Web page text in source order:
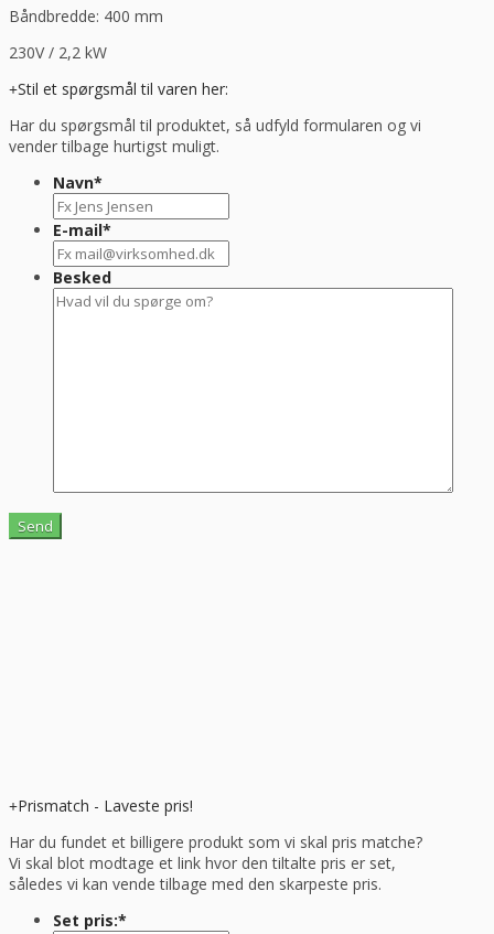
Båndbredde: 400 mm
230V / 2,2 kW
Stil et spørgsmål til varen her:
Har du spørgsmål til produktet, så udfyld formularen og vi
vender tilbage hurtigst muligt.
Navn*
E-mail*
Besked
Prismatch - Laveste pris!
Har du fundet et billigere produkt som vi skal pris matche?
Vi skal blot modtage et link hvor den tiltalte pris er set,
således vi kan vende tilbage med den skarpeste pris.
Set pris:*